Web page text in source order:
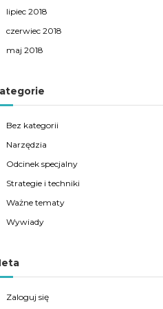
lipiec 2018
czerwiec 2018
maj 2018
Bez kategorii
Narzędzia
Odcinek specjalny
Strategie i techniki
Ważne tematy
Wywiady
Zaloguj się